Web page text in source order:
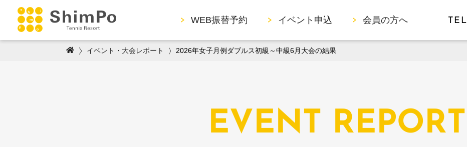
WEB振替予約 イベント申込 会員の方へ TEL
イベント・大会レポート 2026年女子月例ダブルス初級～中級6月大会の結果
EVENT REPORT